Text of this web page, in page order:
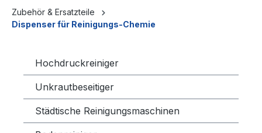
Zubehör & Ersatzteile
Dispenser für Reinigungs-Chemie
Hochdruckreiniger
Unkrautbeseitiger
Städtische Reinigungsmaschinen